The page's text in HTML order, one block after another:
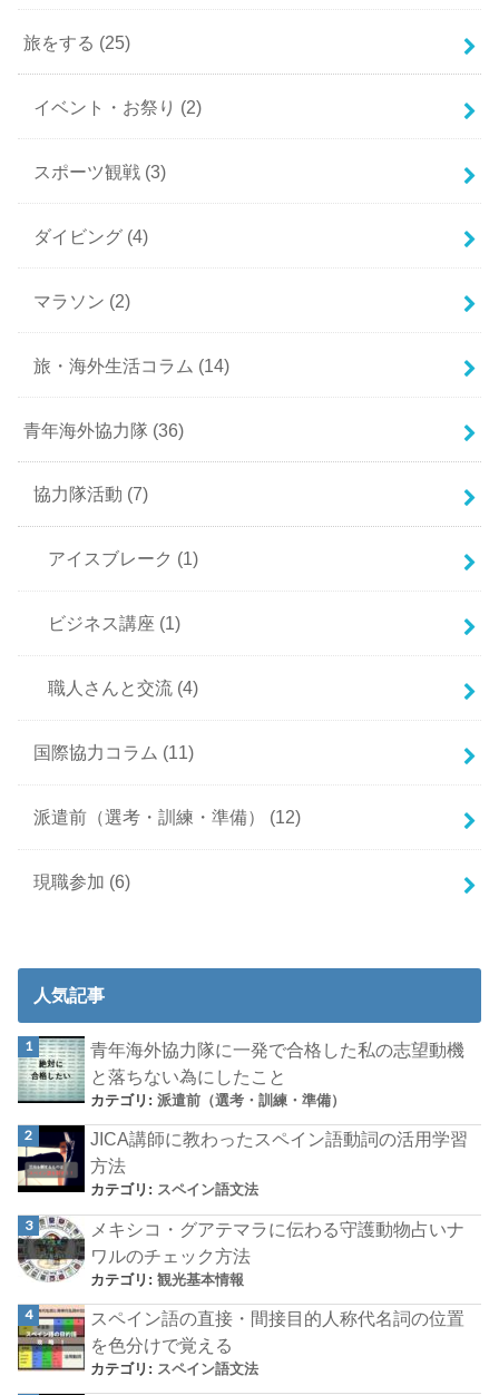
旅をする (25)
イベント・お祭り (2)
スポーツ観戦 (3)
ダイビング (4)
マラソン (2)
旅・海外生活コラム (14)
青年海外協力隊 (36)
協力隊活動 (7)
アイスブレーク (1)
ビジネス講座 (1)
職人さんと交流 (4)
国際協力コラム (11)
派遣前（選考・訓練・準備） (12)
現職参加 (6)
人気記事
青年海外協力隊に一発で合格した私の志望動機
と落ちない為にしたこと
カテゴリ:派遣前（選考・訓練・準備）
JICA講師に教わったスペイン語動詞の活用学習
方法
カテゴリ: スペイン語文法
メキシコ・グアテマラに伝わる守護動物占いナ
ワルのチェック方法
カテゴリ:観光基本情報
スペイン語の直接・間接目的人称代名詞の位置
を色分けで覚える
カテゴリ: スペイン語文法